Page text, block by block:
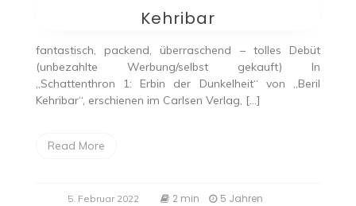
Kehribar
fantastisch, packend, überraschend – tolles Debüt
(unbezahlte Werbung/selbst gekauft) In
„Schattenthron 1: Erbin der Dunkelheit“ von „Beril
Kehribar“, erschienen im Carlsen Verlag, […]
Read More
5. Februar 2022 2 min
5 Jahren